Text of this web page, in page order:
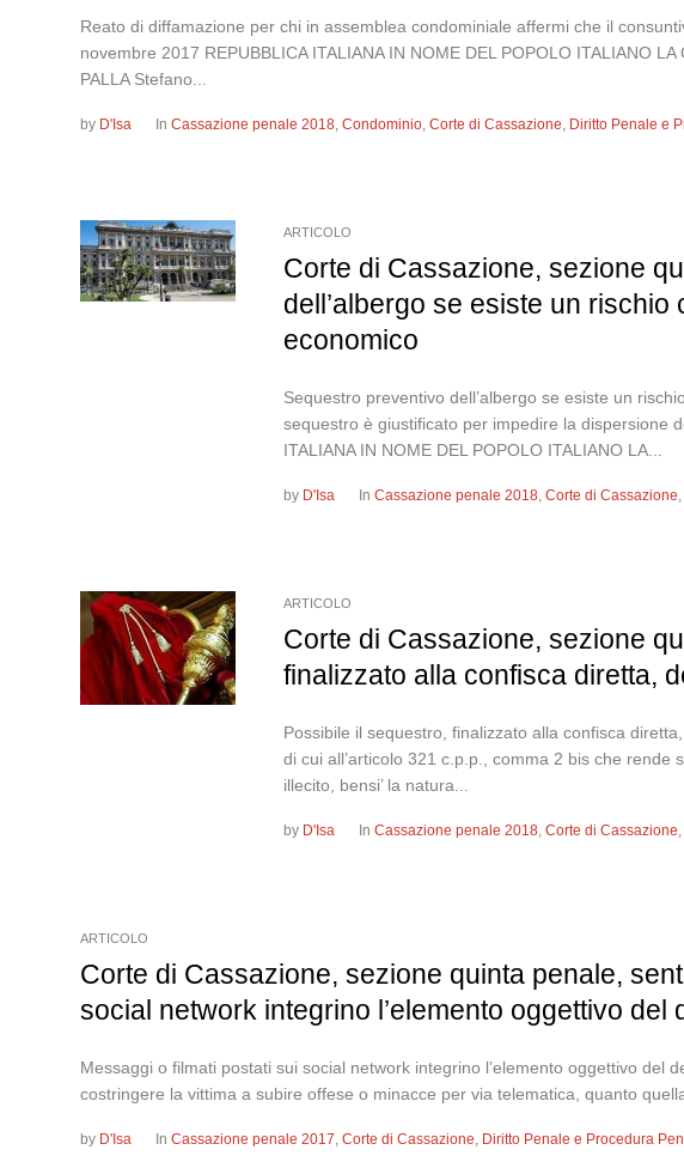
Reato di diffamazione per chi in assemblea condominiale affermi che il
novembre 2017 REPUBBLICA ITALIANA IN NOME DEL POPOLO ITALIANO
PALLA Stefano...
by D'Isa InCassazione penale 2018,Condominio,Corte di Cassazione, Diritto Penale e
ARTICOLO
Corte di Cassazione, sezione
dell’albergo se esiste un
economico
Sequestro preventivo dell’albergo se esiste un
sequestro è giustificato per impedire la dispersione
ITALIANA IN NOME DEL POPOLO ITALIANO LA...
by D'Isa InCassazione penale 2018,Corte di Cassazione,
ARTICOLO
Corte di Cassazione, sezione
finalizzato alla confisca diretta,
Possibile il sequestro, finalizzato alla confisca
di cui all’articolo 321 c.p.p., comma 2 bis che rende
illecito, bensi’ la natura...
by D'Isa InCassazione penale 2018,Corte di Cassazione,
ARTICOLO
Corte di Cassazione, sezione quinta penale,
social network integrino l’elemento oggettivo del
Messaggi o filmati postati sui social network integrino l’elemento oggettivo del
costringere la vittima a subire offese o minacce per via telematica, quanto
by D'Isa InCassazione penale 2017,Corte di Cassazione, Diritto Penale e Procedura